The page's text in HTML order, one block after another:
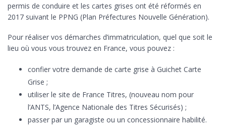
permis de conduire et les cartes grises ont été réformés en
2017 suivant le PPNG (Plan Préfectures Nouvelle Génération).
Pour réaliser vos démarches d’immatriculation, quel que soit le
lieu où vous vous trouvez en France, vous pouvez :
confier votre demande de carte grise à Guichet Carte
Grise ;
utiliser le site de France Titres, (nouveau nom pour
l’ANTS, l’Agence Nationale des Titres Sécurisés) ;
passer par un garagiste ou un concessionnaire habilité.